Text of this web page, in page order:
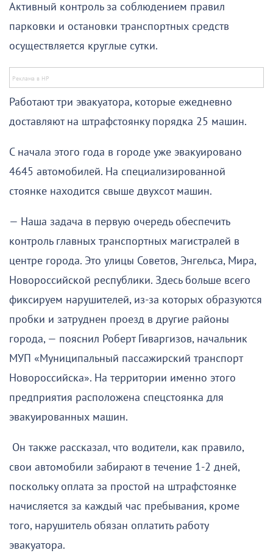
Активный контроль за соблюдением правил
парковки и остановки транспортных средств
осуществляется круглые сутки.
Работают три эвакуатора, которые ежедневно
доставляют на штрафстоянку порядка 25 машин.
С начала этого года в городе уже эвакуировано
4645 автомобилей. На специализированной
стоянке находится свыше двухсот машин.
— Наша задача в первую очередь обеспечить
контроль главных транспортных магистралей в
центре города. Это улицы Советов, Энгельса, Мира,
Новороссийской республики. Здесь больше всего
фиксируем нарушителей, из-за которых образуются
пробки и затруднен проезд в другие районы
города, — пояснил Роберт Гиваргизов, начальник
МУП «Муниципальный пассажирский транспорт
Новороссийска». На территории именно этого
предприятия расположена спецстоянка для
эвакуированных машин.
Он также рассказал, что водители, как правило,
свои автомобили забирают в течение 1-2 дней,
поскольку оплата за простой на штрафстоянке
начисляется за каждый час пребывания, кроме
того, нарушитель обязан оплатить работу
эвакуатора.